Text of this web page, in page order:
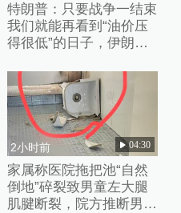
特朗普：只要战争一结束
我们就能再看到“油价压
得很低”的日子，伊朗撑
2小时前 04:30
家属称医院拖把池“自然
倒地”碎裂致男童左大腿
肌腱断裂，院方推断男童